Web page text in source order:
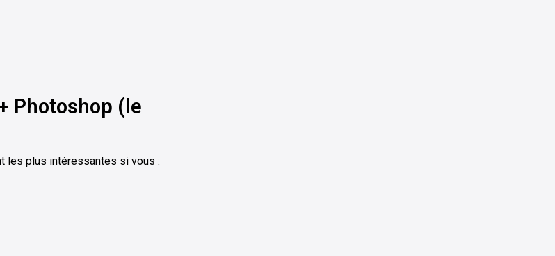
Photoshop (le
les plus intéressantes si vous :